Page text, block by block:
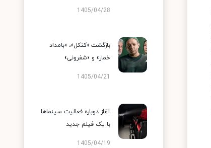
1405/04/28
بازگشت «کنکل»، «بامداد
خمار» و «شفرونی»
1405/04/21
آغاز دوباره فعالیت سینماها
با یک فیلم جدید
1405/04/19